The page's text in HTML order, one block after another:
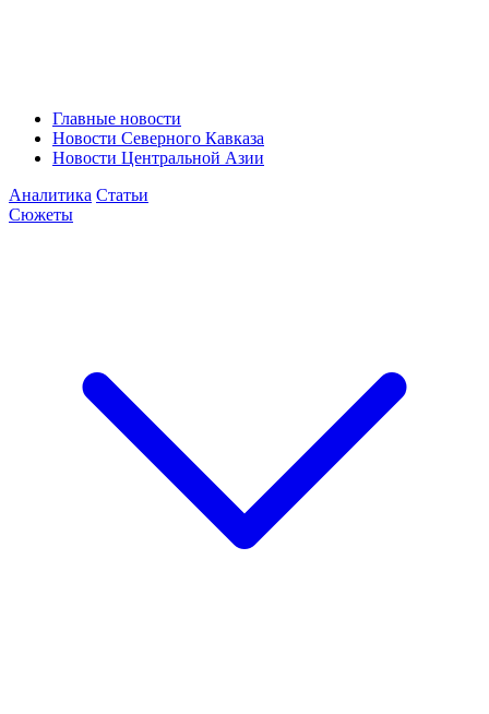
Главные новости
Новости Северного Кавказа
Новости Центральной Азии
Аналитика Статьи
Сюжеты